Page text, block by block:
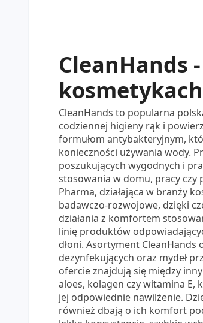
CleanHands
kosmetykach
CleanHands to popularna
codziennej higieny rąk i
formułom antybakteryjnym,
konieczności używania wody.
poszukujących wygodnych i
stosowania w domu, pracy czy
Pharma, działająca w branży
badawczo-rozwojowe, dzięki
działania z komfortem
linię produktów
dłoni. Asortyment
dezynfekujących oraz mydeł
ofercie znajdują się między
aloes, kolagen czy witamina
jej odpowiednie nawilżenie.
również dbają o ich komfort